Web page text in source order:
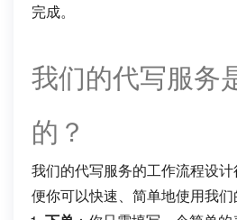
完成。
我们的代写服务
的？
我们的代写服务的工作流程设
便你可以快速、简单地使用我们